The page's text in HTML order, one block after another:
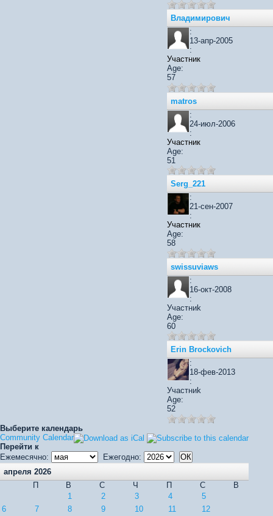
Владимирович
:
13-апр-2005
:
Участник
Age:
57
matros
:
24-июл-2006
:
Участник
Age:
51
Serg_221
:
21-сен-2007
:
Участник
Age:
58
swissuviaws
:
16-окт-2008
:
Участниk
Age:
60
Erin Brockovich
:
18-фев-2013
:
Участниk
Age:
52
Выберите календарь
Community Calendar
Перейти к
Ежемесячно:
Ежегодно:
апреля 2026
П
В С Ч П С
В
1
2 3 4
5
6
7 8 9 10 11 12